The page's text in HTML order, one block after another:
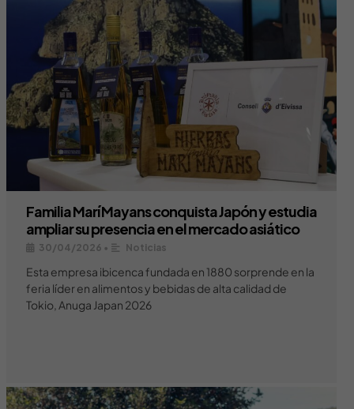
Familia Marí Mayans conquista Japón y estudia
ampliar su presencia en el mercado asiático
30/04/2026 • Noticias
Esta empresa ibicenca fundada en 1880 sorprende en la
feria líder en alimentos y bebidas de alta calidad de
Tokio, Anuga Japan 2026